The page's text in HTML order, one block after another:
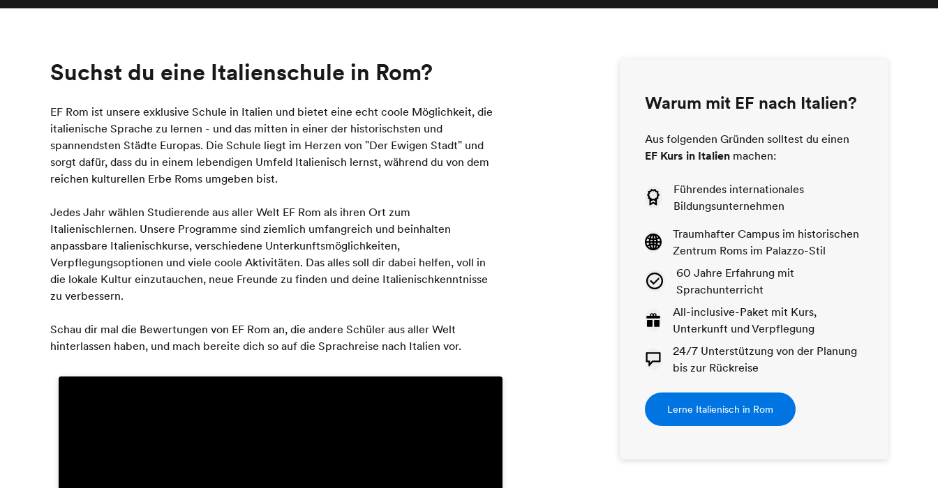
Suchst du eine Italienschule in Rom?
EF Rom ist unsere exklusive Schule in Italien und bietet eine echt coole Möglichkeit, die
italienische Sprache zu lernen - und das mitten in einer der historischsten und
spannendsten Städte Europas. Die Schule liegt im Herzen von "Der Ewigen Stadt" und
sorgt dafür, dass du in einem lebendigen Umfeld Italienisch lernst, während du von dem
reichen kulturellen Erbe Roms umgeben bist.
Jedes Jahr wählen Studierende aus aller Welt EF Rom als ihren Ort zum
Italienischlernen. Unsere Programme sind ziemlich umfangreich und beinhalten
anpassbare Italienischkurse, verschiedene Unterkunftsmöglichkeiten,
Verpflegungsoptionen und viele coole Aktivitäten. Das alles soll dir dabei helfen, voll in
die lokale Kultur einzutauchen, neue Freunde zu finden und deine Italienischkenntnisse
zu verbessern.
Schau dir mal die Bewertungen von EF Rom an, die andere Schüler aus aller Welt
hinterlassen haben, und mach bereite dich so auf die Sprachreise nach Italien vor.
Warum mit EF nach Italien?
Aus folgenden Gründen solltest du einen
EF Kurs in Italien machen:
Führendes internationales
Bildungsunternehmen
Traumhafter Campus im historischen
Zentrum Roms im Palazzo-Stil
60 Jahre Erfahrung mit
Sprachunterricht
All-inclusive-Paket mit Kurs,
Unterkunft und Verpflegung
24/7 Unterstützung von der Planung
bis zur Rückreise
Lerne Italienisch in Rom